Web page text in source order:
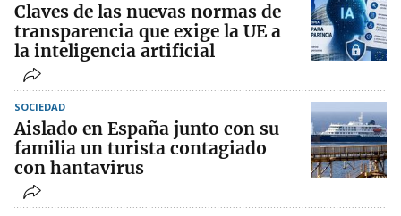
Claves de las nuevas normas de
transparencia que exige la UE a
la inteligencia artificial
SOCIEDAD
Aislado en España junto con su
familia un turista contagiado
con hantavirus